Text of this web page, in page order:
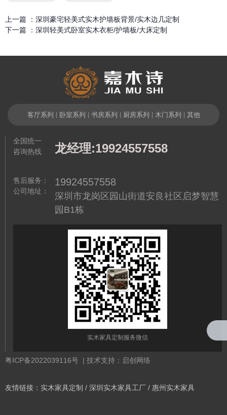
上一篇 ： 深圳豪宅轻美式实木护墙板背景/实木边几定制
下一篇 ： 深圳轻美式卧室实木衣柜/护墙板/大床定制
简欧式实木衣帽间 白色组合实
木梳妆台
客厅系列 卧室系列 书房系列 厨房系列 木门系列 其他
全国统一
咨询热线
售后服务：
公司地址：
龙经理:19924557558
19924557558
深圳市龙岗区园山街道安良社区启梦智慧
园B1栋
实木家具定制服务微信
粤ICP备2022039116号 | 技术支持：启创网络
友情链接： 实木家具定制 / 深圳实木家具工厂 / 惠州实木家具